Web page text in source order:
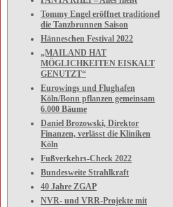
Tommy Engel eröffnet traditionel
die Tanzbrunnen Saison
Hänneschen Festival 2022
„MAILAND HAT
MÖGLICHKEITEN EISKALT
GENUTZT“
Eurowings und Flughafen
Köln/Bonn pflanzen gemeinsam
6.000 Bäume
Daniel Brozowski, Direktor
Finanzen, verlässt die Kliniken
Köln
Fußverkehrs-Check 2022
Bundesweite Strahlkraft
40 Jahre ZGAP
NVR- und VRR-Projekte mit